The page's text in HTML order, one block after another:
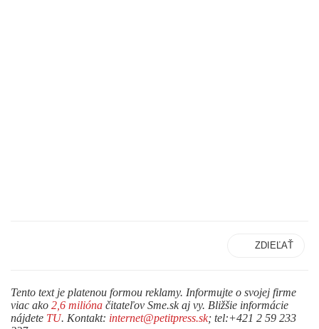
ZDIEĽAŤ
Tento text je platenou formou reklamy. Informujte o svojej firme
viac ako 2,6 milióna čitateľov Sme.sk aj vy. Bližšie informácie
nájdete TU. Kontakt: internet@petitpress.sk; tel:+421 2 59 233